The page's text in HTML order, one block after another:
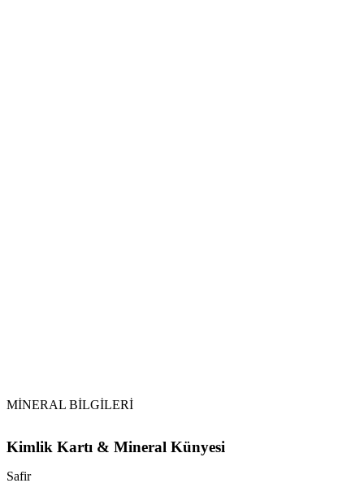
MİNERAL BİLGİLERİ
Kimlik Kartı & Mineral Künyesi
Safir